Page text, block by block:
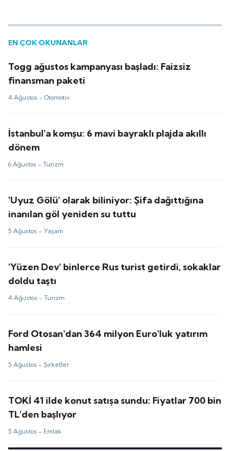
EN ÇOK OKUNANLAR
Togg ağustos kampanyası başladı: Faizsiz
finansman paketi
4 Ağustos -Otomotiv
İstanbul'a komşu: 6 mavi bayraklı plajda akıllı
dönem
6 Ağustos -Turizm
'Uyuz Gölü' olarak biliniyor: Şifa dağıttığına
inanılan göl yeniden su tuttu
5 Ağustos - Yaşam
'Yüzen Dev' binlerce Rus turist getirdi, sokaklar
doldu taştı
4 Ağustos -Turizm
Ford Otosan'dan 364 milyon Euro'luk yatırım
hamlesi
5 Ağustos -Şirketler
TOKİ 41 ilde konut satışa sundu: Fiyatlar 700 bin
TL'den başlıyor
5 Ağustos - Emlak